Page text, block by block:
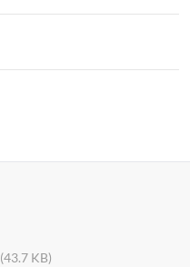
(43.7 KB)